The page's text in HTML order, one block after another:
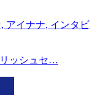
アイナナ, インタビ
リッシュセ…